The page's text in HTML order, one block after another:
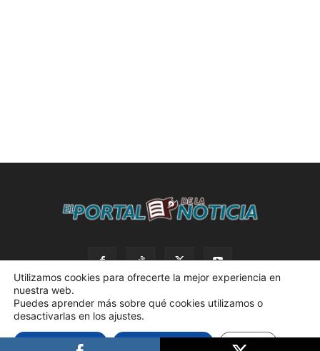
© 2023 El Portal de la Noticia. Todos los derechos reservados. |
Utilizamos cookies para ofrecerte la mejor experiencia en
nuestra web.
Puedes aprender más sobre qué cookies utilizamos o
desactivarlas en los ajustes.
Aceptar cookies Ajustes